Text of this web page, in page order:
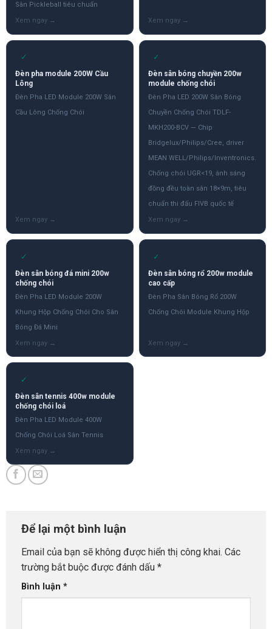
Sân Pickleball tiêu chuẩn
✓
Đèn pha module 200W Cầu
Lông
Đèn Pha LED Module 200W Sân
Cầu Lông Chống Chói
✓
Đèn sân bóng chuyền 200w
module chống chói
Đèn Pha LED 200W Sân Bóng
Chuyền Chống Chói TDLF-
MKH200-BCV — Chip
Bridgelux/Philips/Cree, driver
MEAN WELL/Philips/Inventronics.
Chống chói UGR<19, ánh sáng
đồng đều toàn sân 18×9m, tiêu
chuẩn thi đấu FIVB quốc tế
✓
Đèn sân bóng đá mini 200w
chống chói
Đèn Pha LED Module 200W
Khung Hộp Chống Chói Cho Sân
Bóng Đá Mini
✓
Đèn sân bóng rổ 200w module
cao cấp
Đèn Pha Sân Bóng Rổ 200W
Chống Chói Module Khung Hộp
✓
Đèn sân tennis 400w module
chống chói loá
Đèn Pha LED Module 400W
Chống Chói Loá Sân Tennis
Để lại một bình luận
Email của bạn sẽ không được hiển thị công khai. Các
trường bắt buộc được đánh dấu *
Bình luận *